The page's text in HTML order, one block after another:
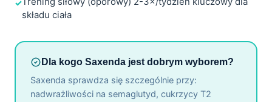
składu ciała
Dla kogo Saxenda jest dobrym wyborem?
Saxenda sprawdza się szczególnie przy:
nadwrażliwości na semaglutyd, cukrzycy T2